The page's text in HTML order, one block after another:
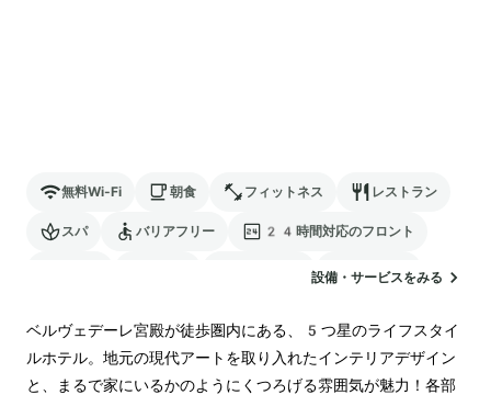
無料Wi-Fi 朝食 フィットネス レストラン
スパ バリアフリー 24時間対応のフロント
ペットOK
設備・サービスをみる
ベルヴェデーレ宮殿が徒歩圏内にある、5つ星のライフスタイ
ルホテル。地元の現代アートを取り入れたインテリアデザイン
と、まるで家にいるかのようにくつろげる雰囲気が魅力！各部